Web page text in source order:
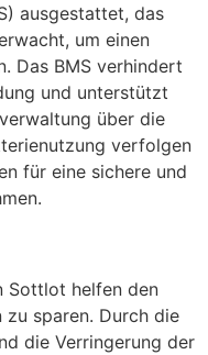
ausgestattet, das
um einen
Das BMS verhindert
und unterstützt
über die
verfolgen
für eine sichere und
Sottlot helfen den
sparen. Durch die
die Verringerung der